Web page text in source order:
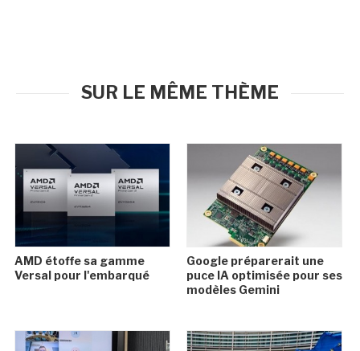
SUR LE MÊME THÈME
AMD étoffe sa gamme
Versal pour l'embarqué
Google préparerait une
puce IA optimisée pour ses
modèles Gemini